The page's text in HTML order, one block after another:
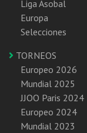
Liga Asobal
Europa
Selecciones
TORNEOS
Europeo 2026
Mundial 2025
JJOO Paris 2024
Europeo 2024
Mundial 2023